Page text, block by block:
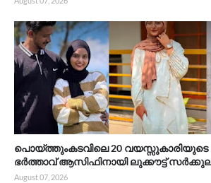
പൊയ്ത്തുംകടവിലെ 20
ഭർത്താവ് ആസിഫിനായി ലുക്കൗട്ട്
August 07, 2026